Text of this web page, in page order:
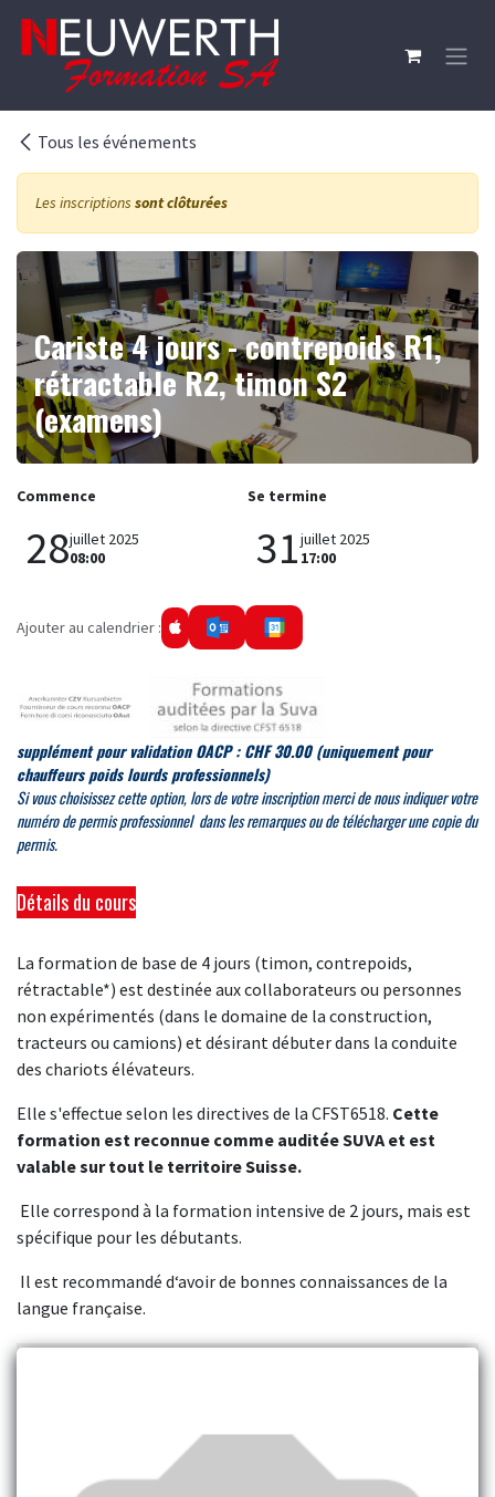
Tous les événements
Les inscriptions sont clôturées
Cariste 4 jours - contrepoids R1,
rétractable R2, timon S2
(examens)
Commence
28juillet 2025
08:00
Se termine
31juillet 2025
17:00
Ajouter au calendrier :
supplément pour validation OACP : CHF 30.00(uniquement pour
chauffeurs poids lourds professionnels)
Sivous choisissez cette option, lors de votre inscription merci denous indiquer votre
numéro de permis professionnel dans les remarques ou de télécharger une copie du
permis.
Détails du cours
La formation de base de 4 jours (timon, contrepoids,
rétractable*) est destinée aux collaborateurs ou personnes
non expérimentés (dans le domaine de la construction,
tracteurs ou camions) et désirant débuter dans la conduite
des chariots élévateurs.
Elle s'effectue selon les directives de la CFST6518. Cette
formation est reconnue comme auditée SUVA et est
valable sur tout le territoire Suisse.
Elle correspond à la formation intensive de 2 jours, mais est
spécifique pour les débutants.
Il est recommandé d‘avoir de bonnes connaissances de la
langue française.